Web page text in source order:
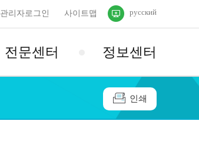
русский
관리자로그인 사이트맵
전문센터 정보센터
인쇄